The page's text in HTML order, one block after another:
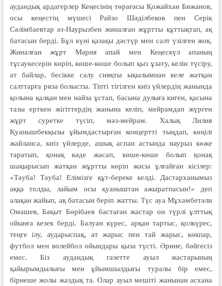
аудандық ардагерлер Кеңесінің төрағасы Қожайхан Бижанов,
осы кеңестің мүшесі Райзо Шәділбеков пен Серік
Сәлімбаевтар әз-Наурызбен жиналған жұртты құттықтап, ақ
батасын берді.Бұл күні қазақы дәстүр мен салт үзілген жоқ.
Жиналған жұрт Мәрия апай мен Кеңескүл апаның
тұсаукесерін көріп, көше-көше болып қыз ұзату, келін түсіру,
ат байлар, бесікке салу сияқты ықылымнан келе жатқан
салттарға риза болысты. Тіпті тігілген киіз үйлердің жанында
қолына қалқан мен найза ұстап, басына дулыға киген, қасына
тазы ерткен жігіттердің жанына келіп, мейрамдап жүрген
жұрт суретке түсіп, мәз-мейрам. Халық Лилия
Қуанышбекқызы ұйымдастырған концертті тыңдап, көңілі
жайланса, киіз үйлерде, ашық аспан астында наурыз көже
таратып, қонақ кәде жасап, көше-көше болып қонақ
шақырысып жатқан жұртты көріп жасы ұлғайған кісілер:
«Тәуба! Тәуба! Елімізге құт-береке келді. Дастарханымыз
аққа толды, лайым осы қуаныштан ажыратпасын!» деп
алақан жайып, ақ батасын беріп жатты.Түс ауа Мұхамбетәли
Омашев, Бақыт Бөрібаев бастаған жастар он түрлі ұлттық
ойынға кезек берді. Балуан күрес, арқан тартыс, қолкүрес,
теңге ілу, аударыспақ, ат жарыс пен тай жарыс, көкпар,
футбол мен волейбол ойын­да­ры қыза түсті. Әрине, бәйгесіз
емес. Біз аудандық газетте ауыл жастарының
қайырымдылығы мен ұйымшылдығы туралы бір емес,
бірнеше жолы жаздық та. Олар ауыл мешіті жанынан асхана